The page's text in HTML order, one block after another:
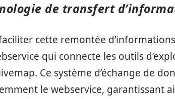
de transfert
cette remontée
qui connecte les outils
Ce système d’échange de
le webservice, garantissant